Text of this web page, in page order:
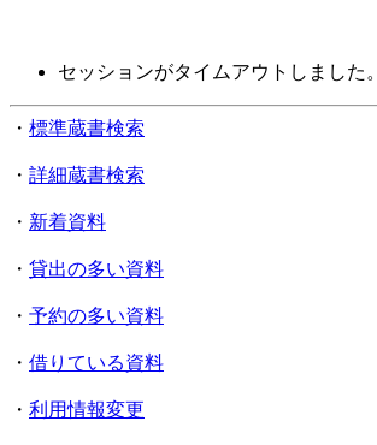
セッションがタイムアウトしました。
・ 標準蔵書検索
・ 詳細蔵書検索
・ 新着資料
・ 貸出の多い資料
・ 予約の多い資料
・ 借りている資料
・ 利用情報変更